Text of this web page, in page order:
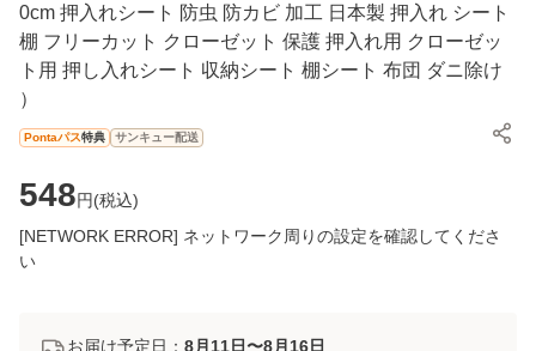
0cm 押入れシート 防虫 防カビ 加工 日本製 押入れ シート
棚 フリーカット クローゼット 保護 押入れ用 クローゼッ
ト用 押し入れシート 収納シート 棚シート 布団 ダニ除け
）
Pontaパス特典 サンキュー配送
548円(税込)
[NETWORK ERROR] ネットワーク周りの設定を確認してくださ
い
お届け予定日： 8月11日〜8月16日